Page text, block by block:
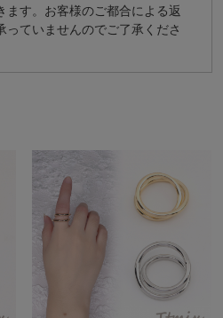
ます。お客様のご都合による返
っていませんのでご了承くださ